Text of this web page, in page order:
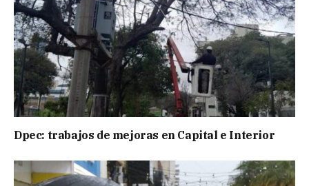
Dpec: trabajos de mejoras en Capital e Interior